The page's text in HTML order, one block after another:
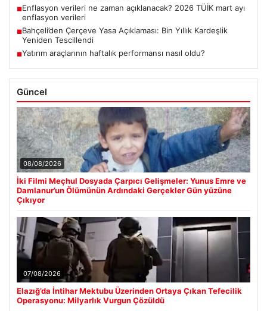
■Enflasyon verileri ne zaman açıklanacak? 2026 TÜİK mart ayı
enflasyon verileri
■Bahçeli’den Çerçeve Yasa Açıklaması: Bin Yıllık Kardeşlik
Yeniden Tescillendi
■Yatırım araçlarının haftalık performansı nasıl oldu?
Güncel
08/08/2026
İki Filmi Meçhul Dosyada Çarpıcı Gelişmeler: Yunus Emre ve
Damlanur’un Ölümünün Ardındaki Gerçekler Gün yüzüne
Çıkıyor
07/08/2026
Elazığ’da İntihar Mektubu Üzerinden Ortaya Çıkan Tefecilik
Operasyonu: Milyarlık Vurgun Çözüldü